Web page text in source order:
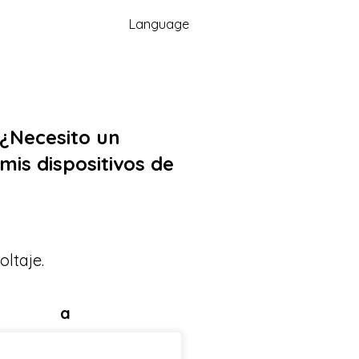
Language
un
dispositivos de
a